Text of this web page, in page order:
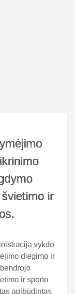
ir
vykdo
diegimo ir
ir sporto
apibūdintas